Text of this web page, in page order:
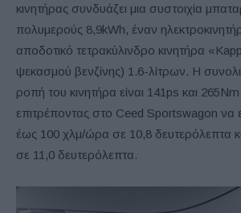
κινητήρας συνδυάζει μια συστοιχία
πολυμερούς 8,9kWh, έναν
αποδοτικό τετρακύλινδρο κινητήρα
ψεκασμού βενζίνης) 1.6-λίτρων. Η
ροπή του κινητήρα είναι 141ps και 265Nm
επιτρέποντας στο Ceed Sportswagon να
έως 100 χλμ/ώρα σε 10,8 δευτερόλεπτα
σε 11,0 δευτερόλεπτα.